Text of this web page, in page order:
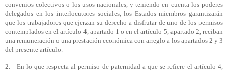
convenios colectivos o los usos nacionales, y teniendo en cuenta los poderes
delegados en los interlocutores sociales, los Estados miembros garantizarán
que los trabajadores que ejerzan su derecho a disfrutar de uno de los permisos
contemplados en el artículo 4, apartado 1 o en el artículo 5, apartado 2, reciban
una remuneración o una prestación económica con arreglo a los apartados 2 y 3
del presente artículo.
2. En lo que respecta al permiso de paternidad a que se refiere el artículo 4,